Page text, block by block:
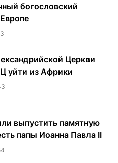
богословский
Церкви
уйти из Африки
выпустить памятную
папы Иоанна Павла II